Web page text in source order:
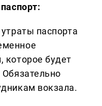
паспорта
которое будет
вокзала.